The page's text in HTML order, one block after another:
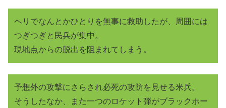
ヘリでなんとかひとりを無事に救助したが、周囲には
つぎつぎと民兵が集中。
現地点からの脱出を阻まれてしまう。
予想外の攻撃にさらされ必死の攻防を見せる米兵。
そうしたなか、また一つのロケット弾がブラックホー